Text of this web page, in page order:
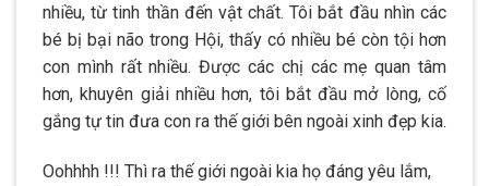
nhiều, từ tinh thần đến vật chất. Tôi bắt đầu nhìn các
bé bị bại não trong Hội, thấy có nhiều bé còn tội hơn
con mình rất nhiều. Được các chị các mẹ quan tâm
hơn, khuyên giải nhiều hơn, tôi bắt đầu mở lòng, cố
gắng tự tin đưa con ra thế giới bên ngoài xinh đẹp kia.
Oohhhh !!! Thì ra thế giới ngoài kia họ đáng yêu lắm,